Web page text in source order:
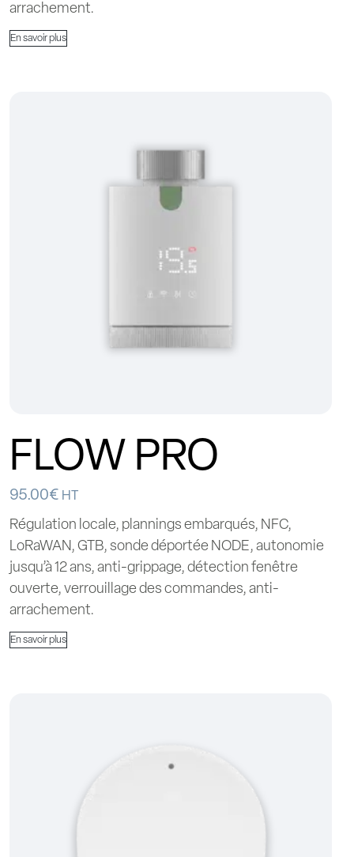
arrachement.
En savoir plus
FLOW PRO
95.00€ HT
Régulation locale, plannings embarqués, NFC,
LoRaWAN, GTB, sonde déportée NODE, autonomie
jusqu’à 12 ans, anti-grippage, détection fenêtre
ouverte, verrouillage des commandes, anti-
arrachement.
En savoir plus